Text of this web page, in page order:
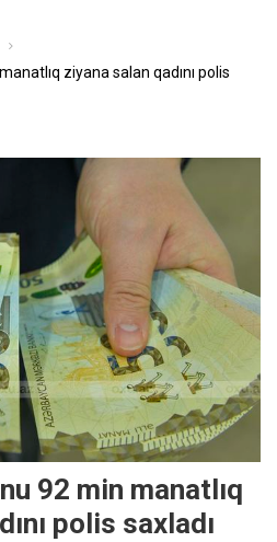
ziyana salan qadını polis
92 min manatlıq
polis saxladı